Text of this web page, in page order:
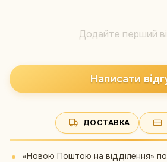
Додайте перший
Написати
ДОСТАВКА
«Новою Поштою на відділення» по